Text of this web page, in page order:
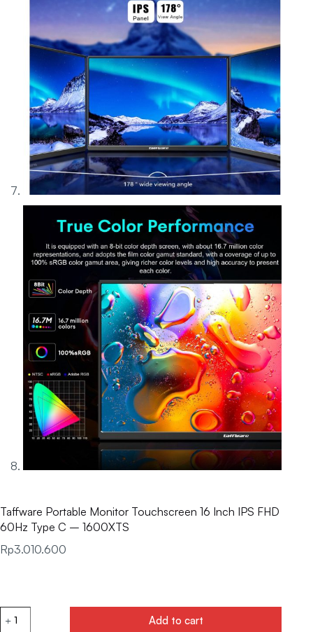
Taffware Portable Monitor Touchscreen 16 Inch IPS FHD
60Hz Type C – 1600XTS
Rp3.010.600
Add to cart